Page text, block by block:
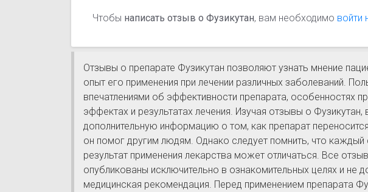
Чтобы написать отзыв о Фузикутан, вам необходимо войти
Отзывы о препарате Фузикутан позволяют узнать мнение
опыт его применения при лечении различных заболеваний.
впечатлениями об эффективности препарата, особенностях
эффектах и результатах лечения. Изучая отзывы о
дополнительную информацию о том, как препарат
он помог другим людям. Однако следует помнить, что каждый
результат применения лекарства может отличаться. Все
опубликованы исключительно в ознакомительных целях и не
медицинская рекомендация. Перед применением препарата